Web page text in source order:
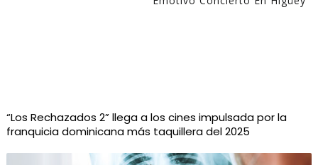
“Los Rechazados 2” llega a los cines impulsada por la
franquicia dominicana más taquillera del 2025